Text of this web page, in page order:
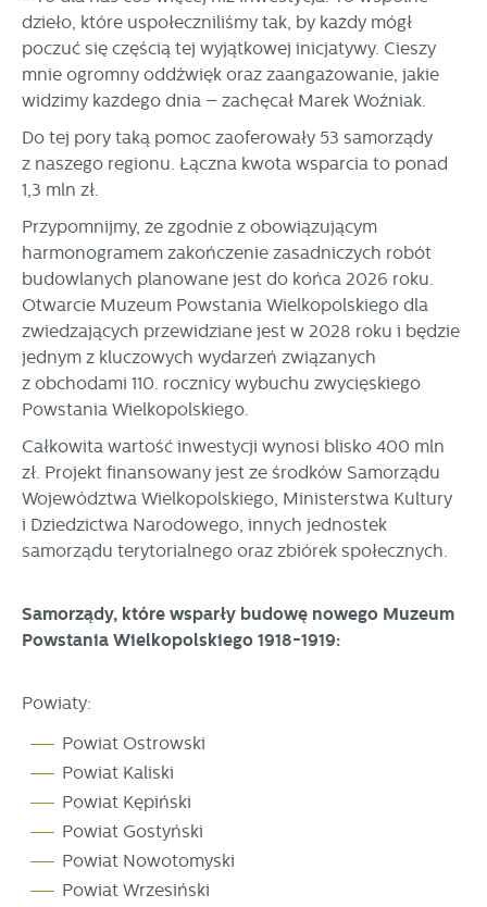
dzieło, które uspołeczniliśmy tak, by każdy mógł
poczuć się częścią tej wyjątkowej inicjatywy. Cieszy
mnie ogromny oddźwięk oraz zaangażowanie, jakie
widzimy każdego dnia – zachęcał Marek Woźniak.
Do tej pory taką pomoc zaoferowały 53 samorządy
z naszego regionu. Łączna kwota wsparcia to ponad
1,3 mln zł.
Przypomnijmy, że zgodnie z obowiązującym
harmonogramem zakończenie zasadniczych robót
budowlanych planowane jest do końca 2026 roku.
Otwarcie Muzeum Powstania Wielkopolskiego dla
zwiedzających przewidziane jest w 2028 roku i będzie
jednym z kluczowych wydarzeń związanych
z obchodami 110. rocznicy wybuchu zwycięskiego
Powstania Wielkopolskiego.
Całkowita wartość inwestycji wynosi blisko 400 mln
zł. Projekt finansowany jest ze środków Samorządu
Województwa Wielkopolskiego, Ministerstwa Kultury
i Dziedzictwa Narodowego, innych jednostek
samorządu terytorialnego oraz zbiórek społecznych.
Samorządy, które wsparły budowę nowego Muzeum
Powstania Wielkopolskiego 1918-1919:
Powiaty:
Powiat Ostrowski
Powiat Kaliski
Powiat Kępiński
Powiat Gostyński
Powiat Nowotomyski
Powiat Wrzesiński